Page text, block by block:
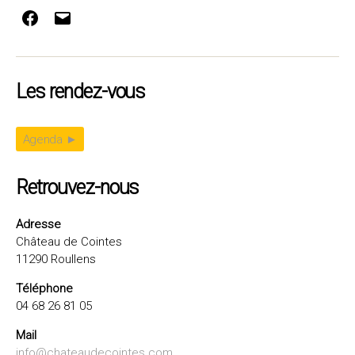
Facebook
E-
Les rendez-vous
Agenda ►
Retrouvez-nous
Adresse
Château de Cointes
11290 Roullens
Téléphone
04 68 26 81 05
Mail